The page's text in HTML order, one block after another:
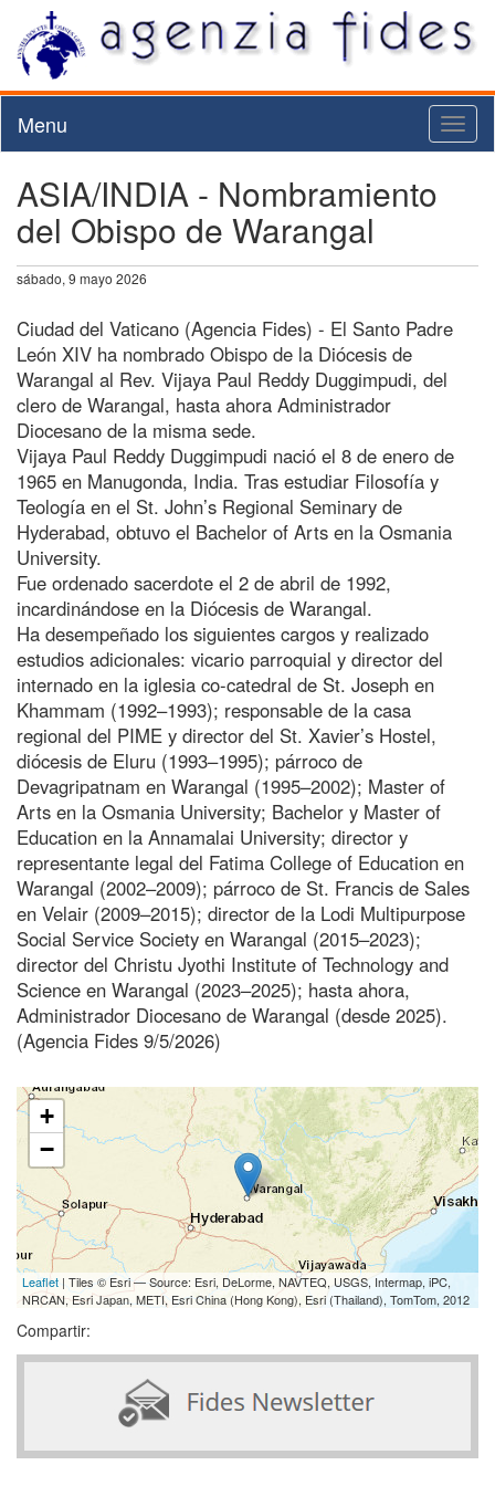
Menu
ASIA/INDIA - Nombramiento
del Obispo de Warangal
sábado, 9 mayo 2026
Ciudad del Vaticano (Agencia Fides) - El Santo Padre
León XIV ha nombrado Obispo de la Diócesis de
Warangal al Rev. Vijaya Paul Reddy Duggimpudi, del
clero de Warangal, hasta ahora Administrador
Diocesano de la misma sede.
Vijaya Paul Reddy Duggimpudi nació el 8 de enero de
1965 en Manugonda, India. Tras estudiar Filosofía y
Teología en el St. John’s Regional Seminary de
Hyderabad, obtuvo el Bachelor of Arts en la Osmania
University.
Fue ordenado sacerdote el 2 de abril de 1992,
incardinándose en la Diócesis de Warangal.
Ha desempeñado los siguientes cargos y realizado
estudios adicionales: vicario parroquial y director del
internado en la iglesia co-catedral de St. Joseph en
Khammam (1992–1993); responsable de la casa
regional del PIME y director del St. Xavier’s Hostel,
diócesis de Eluru (1993–1995); párroco de
Devagripatnam en Warangal (1995–2002); Master of
Arts en la Osmania University; Bachelor y Master of
Education en la Annamalai University; director y
representante legal del Fatima College of Education en
Warangal (2002–2009); párroco de St. Francis de Sales
en Velair (2009–2015); director de la Lodi Multipurpose
Social Service Society en Warangal (2015–2023);
director del Christu Jyothi Institute of Technology and
Science en Warangal (2023–2025); hasta ahora,
Administrador Diocesano de Warangal (desde 2025).
(Agencia Fides 9/5/2026)
+
−
Leaflet | Tiles © Esri — Source: Esri, DeLorme, NAVTEQ, USGS, Intermap, iPC,
NRCAN, Esri Japan, METI, Esri China (Hong Kong), Esri (Thailand), TomTom, 2012
Compartir: